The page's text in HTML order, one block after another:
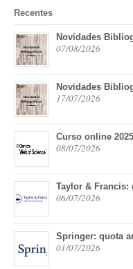
Recentes
Novidades
07/08/2026
Novidades
17/07/2026
Curso online
08/07/2026
Taylor & Francis:
06/07/2026
Springer: quota
01/07/2026